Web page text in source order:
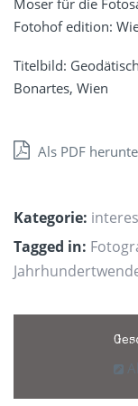
Moser für die
Fotohof edition:
Titelbild:
Bonartes, Wien
Als PDF
Kategorie:
Tagged in: